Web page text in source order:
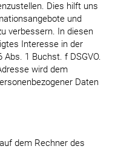
Dies hilft uns
und
verbessern. In diesen
Interesse in der
1 Buchst. f DSGVO.
wird dem
Daten
dem Rechner des